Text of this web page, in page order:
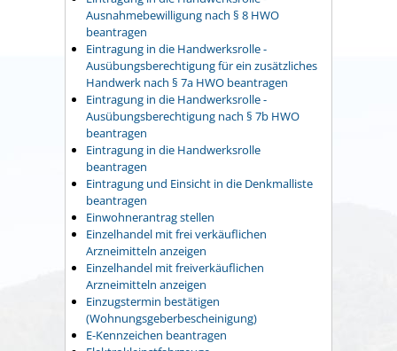
Ausnahmebewilligung nach § 8 HWO
beantragen
Eintragung in die Handwerksrolle -
Ausübungsberechtigung für ein zusätzliches
Handwerk nach § 7a HWO beantragen
Eintragung in die Handwerksrolle -
Ausübungsberechtigung nach § 7b HWO
beantragen
Eintragung in die Handwerksrolle
beantragen
Eintragung und Einsicht in die Denkmalliste
beantragen
Einwohnerantrag stellen
Einzelhandel mit frei verkäuflichen
Arzneimitteln anzeigen
Einzelhandel mit freiverkäuflichen
Arzneimitteln anzeigen
Einzugstermin bestätigen
(Wohnungsgeberbescheinigung)
E-Kennzeichen beantragen